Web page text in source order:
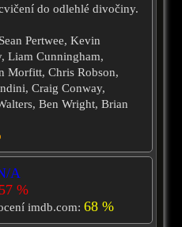
do odlehlé divočiny.
Sean Pertwee, Kevin
Liam Cunningham,
Morfitt, Chris Robson,
Craig Conway,
Ben Wright, Brian
A
57 %
imdb.com:68 %